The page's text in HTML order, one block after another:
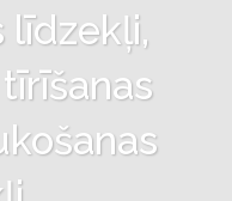
līdzekļi,